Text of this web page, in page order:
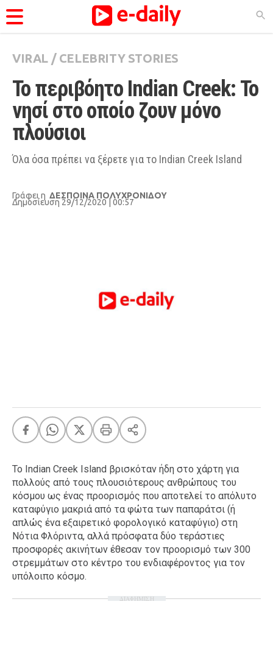
ΚΑΤΗΓΟΡΊΕΣ
Ειδήσεις
Θέματα
Videos
Podcasts
Life
OMG LOL
A-List LGBTQI+
LIFE
Food
Body+Mind
Ταξίδια
Style
Σπίτι
Σχέσεις
VIRAL / CELEBRITY STORIES
Το περιβόητο Indian Creek: Το
νησί στο οποίο ζουν μόνο
πλούσιοι
Όλα όσα πρέπει να ξέρετε για το Indian Creek Island
Γράφει η ΔΕΣΠΟΙΝΑ ΠΟΛΥΧΡΟΝΙΔΟΥ
Δημοσίευση 29/12/2020 | 00:57
Το Indian Creek Island βρισκόταν ήδη στο χάρτη για
πολλούς από τους πλουσιότερους ανθρώπους του
κόσμου ως ένας προορισμός που αποτελεί το απόλυτο
καταφύγιο μακριά από τα φώτα των παπαράτσι (ή
απλώς ένα εξαιρετικό φορολογικό καταφύγιο) στη
Νότια Φλόριντα, αλλά πρόσφατα δύο τεράστιες
προσφορές ακινήτων έθεσαν τον προορισμό των 300
στρεμμάτων στο κέντρο του ενδιαφέροντος για τον
υπόλοιπο κόσμο.
ΔΙΑΦΗΜΙΣΗ